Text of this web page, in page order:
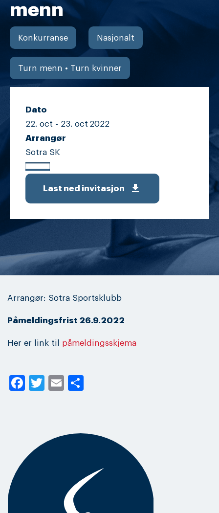
menn
Konkurranse Nasjonalt
Turn menn • Turn kvinner
Dato
22. oct - 23. oct 2022
Arrangør
Sotra SK
Last ned invitasjon get_app
Arrangør: Sotra Sportsklubb
Påmeldingsfrist 26.9.2022
Her er link til påmeldingsskjema
Facebook
Twitter
Email